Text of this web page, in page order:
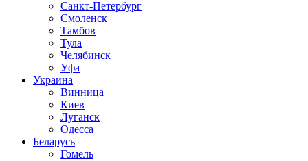
Санкт-Петербург
Смоленск
Тамбов
Тула
Челябинск
Уфа
Украина
Винница
Киев
Луганск
Одесса
Беларусь
Гомель